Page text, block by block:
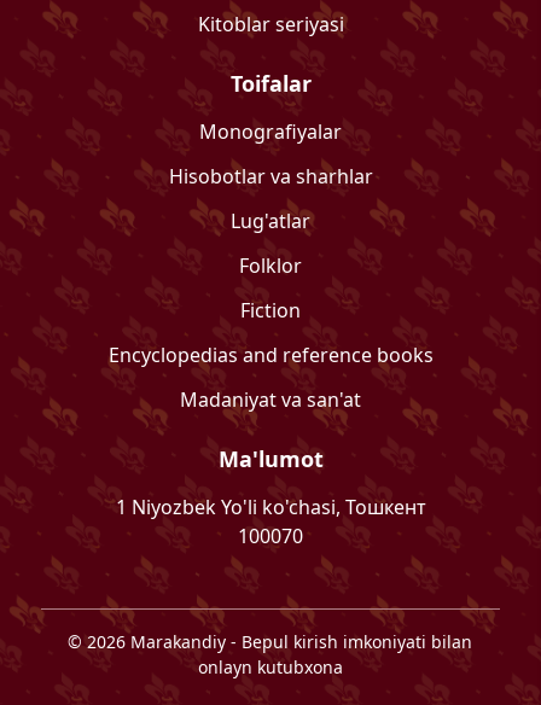
Kitoblar seriyasi
Toifalar
Monografiyalar
Hisobotlar va sharhlar
Lug'atlar
Folklor
Fiction
Encyclopedias and reference books
Madaniyat va san'at
Ma'lumot
1 Niyozbek Yo'li ko'chasi, Тошкент
100070
©2026 Marakandiy- Bepul kirish imkoniyati bilan
onlayn kutubxona